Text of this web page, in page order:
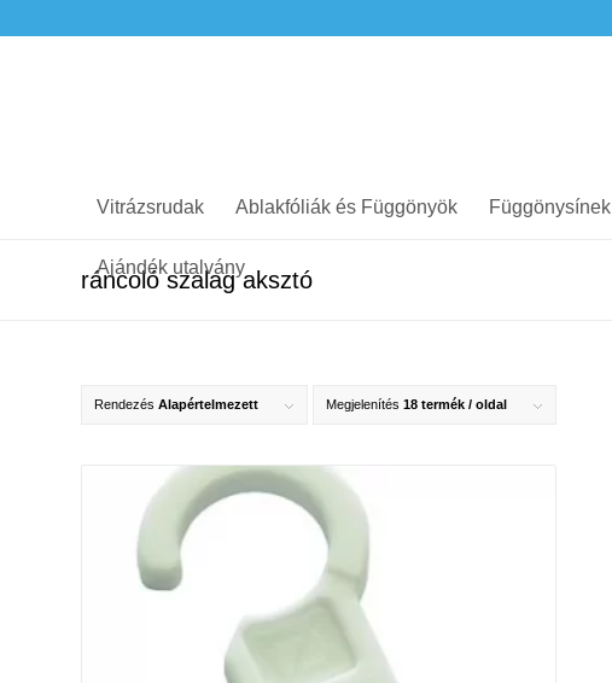
Vitrázsrudak Ablakfóliák és Függönyök Függönysínek
Ajándék utalvány
ráncoló szalag aksztó
Rendezés Alapértelmezett Megjelenítés 18 termék / oldal